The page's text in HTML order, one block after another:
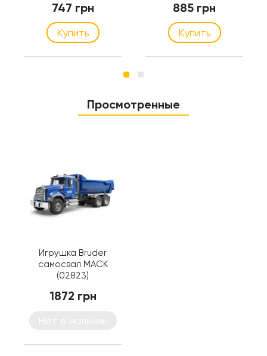
747 грн
Купить
885 грн
Купить
Просмотренные
Игрушка Bruder
самосвал MACK
(02823)
1872 грн